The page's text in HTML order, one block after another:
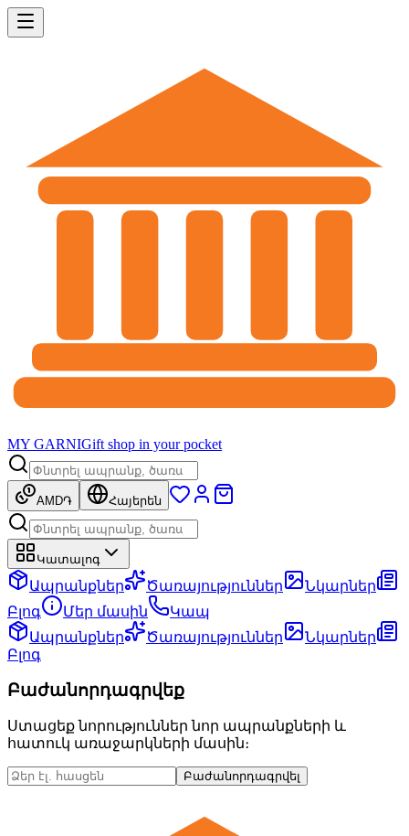
MY GARNIGift shop in your pocket
AMD֏ Հայերեն
Կատալոգ
Ապրանքներ Ծառայություններ
Նկարներ
Բլոգ
Մեր մասին
Կապ
Ապրանքներ
Ծառայություններ
Նկարներ
Բլոգ
Բաժանորդագրվեք
Ստացեք նորություններ նոր ապրանքների և
հատուկ առաջարկների մասին։
Բաժանորդագրվել